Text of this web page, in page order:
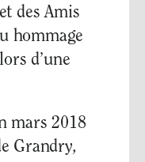
des Amis
hommage
d’une
mars 2018
Grandry,